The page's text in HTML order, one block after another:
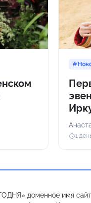
1
доменное имя